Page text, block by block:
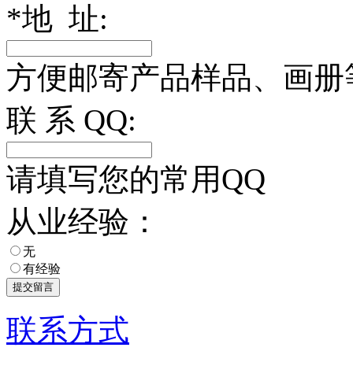
*地 址:
方便邮寄产品样品、画
联 系 QQ:
请填写您的常用QQ
从业经验：
无
有经验
联系方式